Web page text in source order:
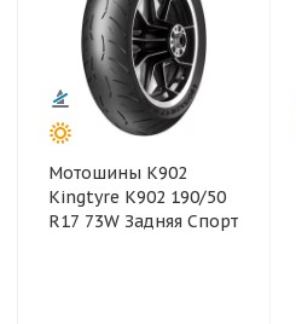
Мотошины K902
Kingtyre K902 190/50
R17 73W Задняя Спорт